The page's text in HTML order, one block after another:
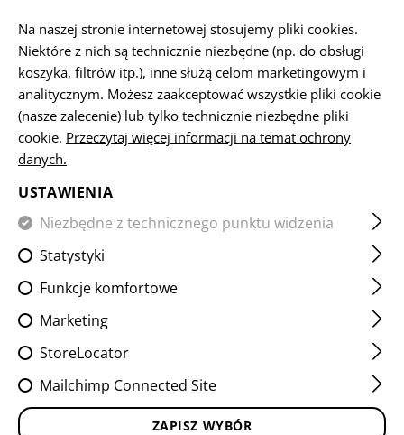
NARZĘDZIA
STRONA GŁÓWNA SPRZĘT AKCESORIA NARZĘDZIA
Na naszej stronie internetowej stosujemy pliki cookies.
Niektóre z nich są technicznie niezbędne (np. do obsługi
koszyka, filtrów itp.), inne służą celom marketingowym i
analitycznym. Możesz zaakceptować wszystkie pliki cookie
(nasze zalecenie) lub tylko technicznie niezbędne pliki
cookie. Przeczytaj więcej informacji na temat ochrony
danych.
USTAWIENIA
Niezbędne z technicznego punktu widzenia
Statystyki
Funkcje komfortowe
Marketing
StoreLocator
Mailchimp Connected Site
ZAPISZ WYBÓR